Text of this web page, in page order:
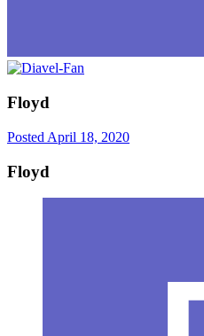
Floyd
Posted April 18, 2020
Floyd